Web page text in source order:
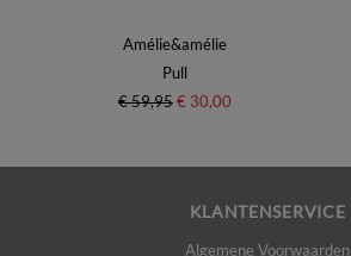
Amélie&amélie
Pull
€ 59,95€ 30,00
KLANTENSERVICE
Algemene Voorwaarden